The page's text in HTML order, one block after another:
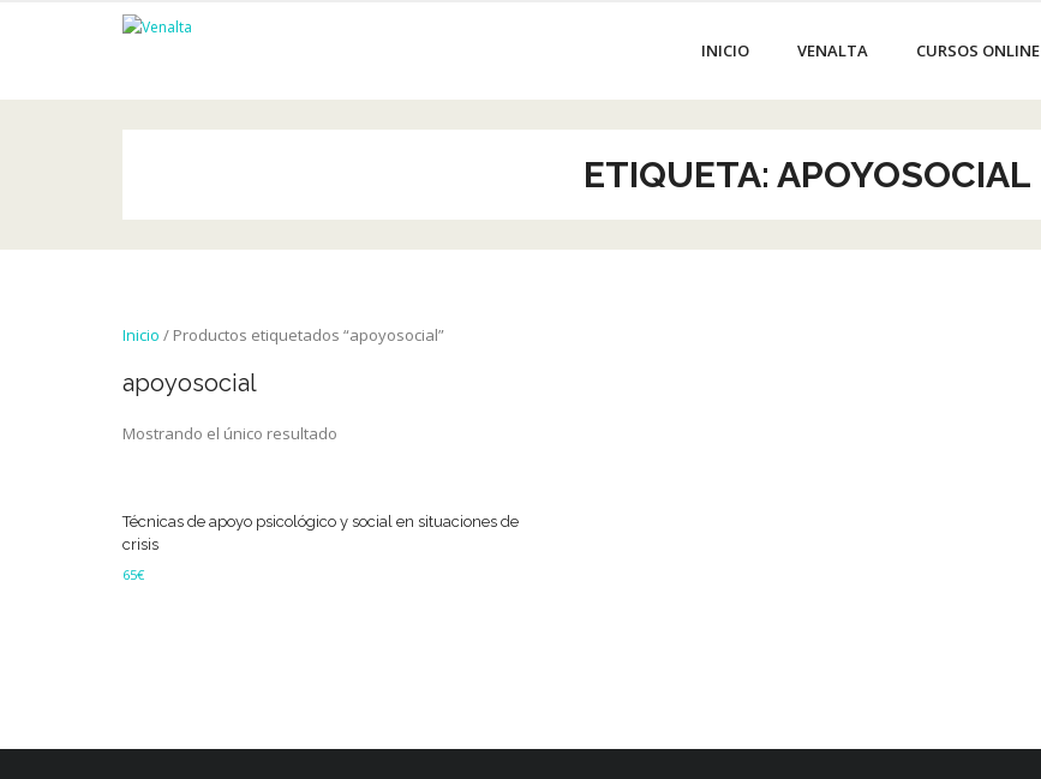
INICIO VENALTA CURSOS ONLINE
ETIQUETA: APOYOSOCIAL
Inicio / Productos etiquetados “apoyosocial”
apoyosocial
Mostrando el único resultado
Técnicas de apoyo psicológico y social en situaciones de
crisis
65€